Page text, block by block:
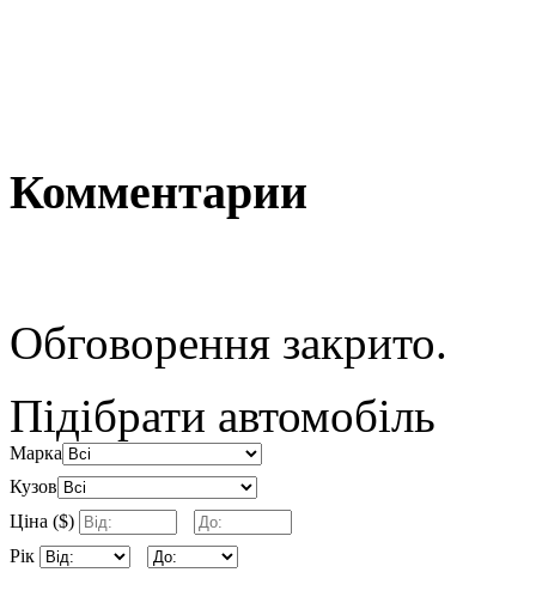
Комментарии
Обговорення закрито.
Підібрати автомобіль
Марка
Кузов
Ціна ($)
Рік